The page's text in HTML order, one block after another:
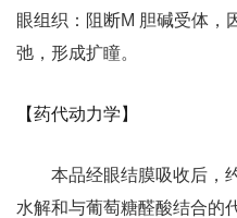
眼组织：阻断M 胆碱受体，
弛，形成扩瞳。
【药代动力学】
本品经眼结膜吸收后，
水解和与葡萄糖醛酸结合的